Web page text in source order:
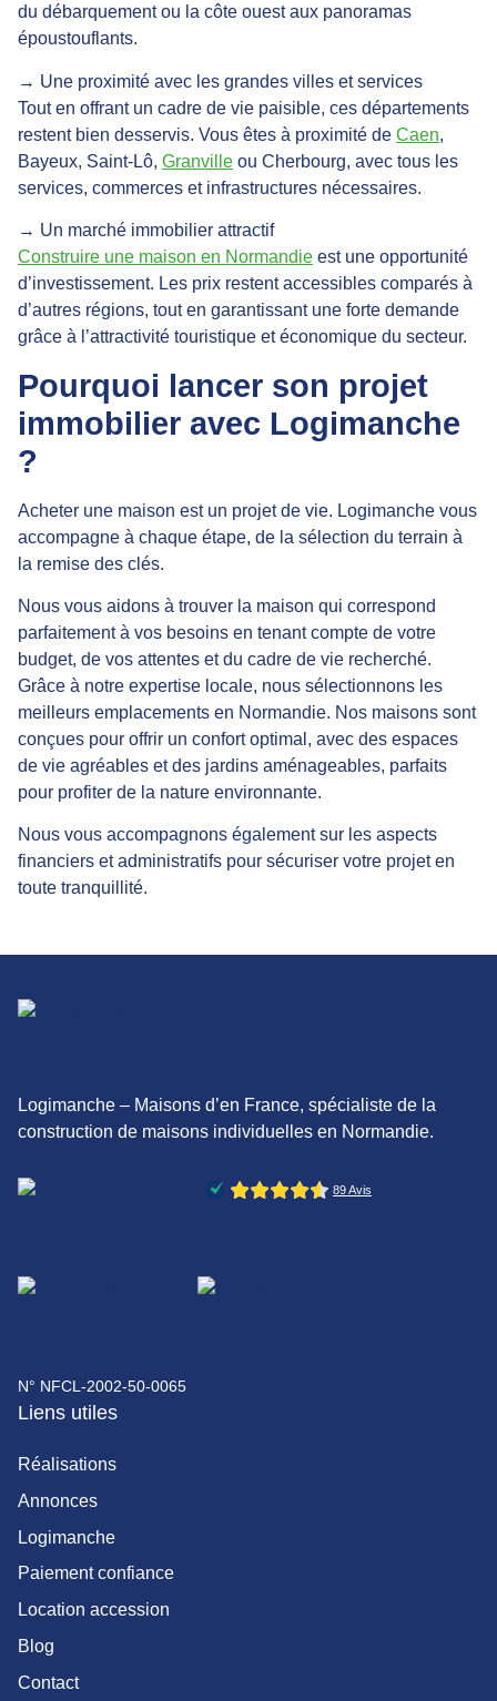
du débarquement ou la côte ouest aux panoramas
époustouflants.
→ Une proximité avec les grandes villes et services
Tout en offrant un cadre de vie paisible, ces départements
restent bien desservis. Vous êtes à proximité de Caen,
Bayeux, Saint-Lô, Granville ou Cherbourg, avec tous les
services, commerces et infrastructures nécessaires.
→ Un marché immobilier attractif
Construire une maison en Normandie est une opportunité
d’investissement. Les prix restent accessibles comparés à
d’autres régions, tout en garantissant une forte demande
grâce à l’attractivité touristique et économique du secteur.
Pourquoi lancer son projet
immobilier avec Logimanche
?
Acheter une maison est un projet de vie. Logimanche vous
accompagne à chaque étape, de la sélection du terrain à
la remise des clés.
Nous vous aidons à trouver la maison qui correspond
parfaitement à vos besoins en tenant compte de votre
budget, de vos attentes et du cadre de vie recherché.
Grâce à notre expertise locale, nous sélectionnons les
meilleurs emplacements en Normandie. Nos maisons sont
conçues pour offrir un confort optimal, avec des espaces
de vie agréables et des jardins aménageables, parfaits
pour profiter de la nature environnante.
Nous vous accompagnons également sur les aspects
financiers et administratifs pour sécuriser votre projet en
toute tranquillité.
Logimanche – Maisons d’en France, spécialiste de la
construction de maisons individuelles en Normandie.
N° NFCL-2002-50-0065
Liens utiles
Réalisations
Annonces
Logimanche
Paiement confiance
Location accession
Blog
Contact